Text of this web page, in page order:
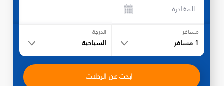
المغادرة
مسافر
1 مسافر
الدرجة
السياحية
ابحث عن الرحلات